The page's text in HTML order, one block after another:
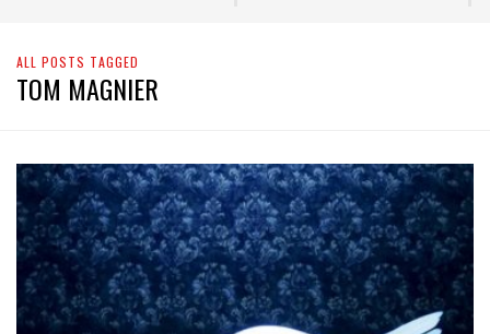
ALL POSTS TAGGED
TOM MAGNIER